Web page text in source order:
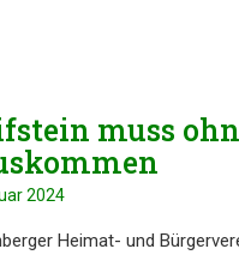
muss
2024
Heimat- und